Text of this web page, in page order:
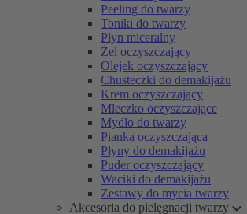
Peeling do twarzy
Toniki do twarzy
Płyn miceralny
Żel oczyszczający
Olejek oczyszczający
Chusteczki do demakijażu
Krem oczyszczający
Mleczko oczyszczające
Mydło do twarzy
Pianka oczyszczająca
Płyny do demakijażu
Puder oczyszczający
Waciki do demakijażu
Zestawy do mycia twarzy
Akcesoria do pielęgnacji twarzy